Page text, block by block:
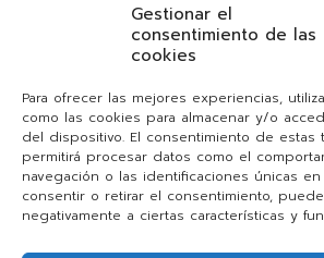
Gestionar el
consentimiento de las
cookies
Para ofrecer las mejores experiencias,
como las cookies para almacenar y/o
del dispositivo. El consentimiento de estas
permitirá procesar datos como el
navegación o las identificaciones únicas
consentir o retirar el consentimiento,
negativamente a ciertas características y
Guarda mi nombre, correo
este navegador para la próxima vez